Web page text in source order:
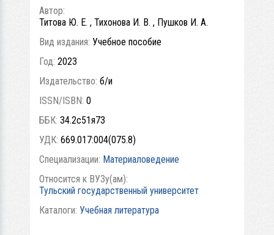
Автор:
Титова Ю. Е. , Тихонова И. В. , Пушков И. А.
Вид издания: Учебное пособие
Год: 2023
Издательство: б/и
ISSN/ISBN: 0
ББК: 34.2с51я73
УДК: 669.017:004(075.8)
Специализации: Материаловедение
Относится к ВУЗу(ам):
Тульский государственный университет
Каталоги: Учебная литература